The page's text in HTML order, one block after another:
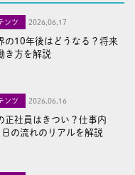
ンツ 2026,06,17
の10年後はどうなる？将来
き方を解説
ンツ 2026,06,16
正社員はきつい？仕事内
の流れのリアルを解説